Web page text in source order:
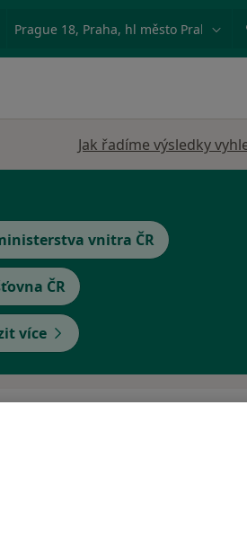
Jak řadíme výsledky
vnitra ČR
ČR
více